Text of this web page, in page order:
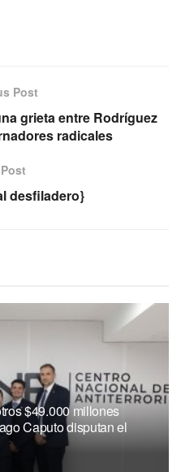
Post
grieta entre Rodríguez
radicales
desfiladero}
$49.000 millones
Caputo disputan el